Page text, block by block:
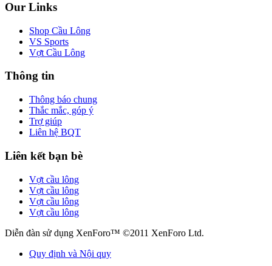
Our Links
Shop Cầu Lông
VS Sports
Vợt Cầu Lông
Thông tin
Thông báo chung
Thắc mắc, góp ý
Trợ giúp
Liên hệ BQT
Liên kết bạn bè
Vợt cầu lông
Vợt cầu lông
Vợt cầu lông
Vợt cầu lông
Diễn đàn sử dụng XenForo™ ©2011 XenForo Ltd.
Quy định và Nội quy